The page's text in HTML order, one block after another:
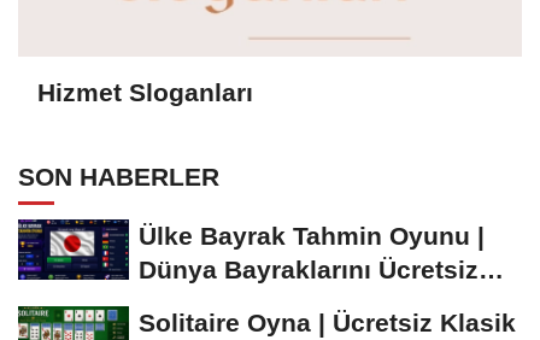
Hizmet Sloganları
SON HABERLER
Ülke Bayrak Tahmin Oyunu |
Dünya Bayraklarını Ücretsiz
Solitaire Oyna | Ücretsiz Klasik